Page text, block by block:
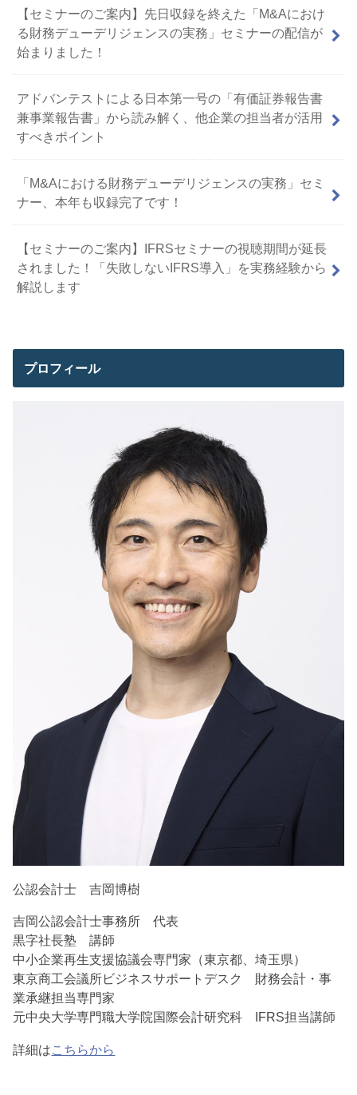
【セミナーのご案内】先日収録を終えた「M&Aにおけ
る財務デューデリジェンスの実務」セミナーの配信が
始まりました！
アドバンテストによる日本第一号の「有価証券報告書
兼事業報告書」から読み解く、他企業の担当者が活用
すべきポイント
「M&Aにおける財務デューデリジェンスの実務」セミ
ナー、本年も収録完了です！
【セミナーのご案内】IFRSセミナーの視聴期間が延長
されました！「失敗しないIFRS導入」を実務経験から
解説します
プロフィール
公認会計士 吉岡博樹
吉岡公認会計士事務所 代表
黒字社長塾 講師
中小企業再生支援協議会専門家（東京都、埼玉県）
東京商工会議所ビジネスサポートデスク 財務会計・事
業承継担当専門家
元中央大学専門職大学院国際会計研究科 IFRS担当講師
詳細は こちらから